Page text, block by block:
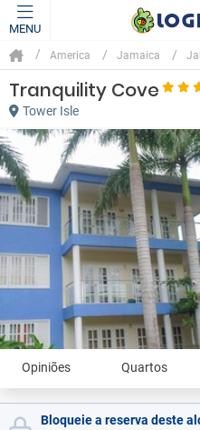
MENU
America Jamaica
Tranquility Cove
Tower Isle
Opiniões Quartos
Bloqueie a reserva deste